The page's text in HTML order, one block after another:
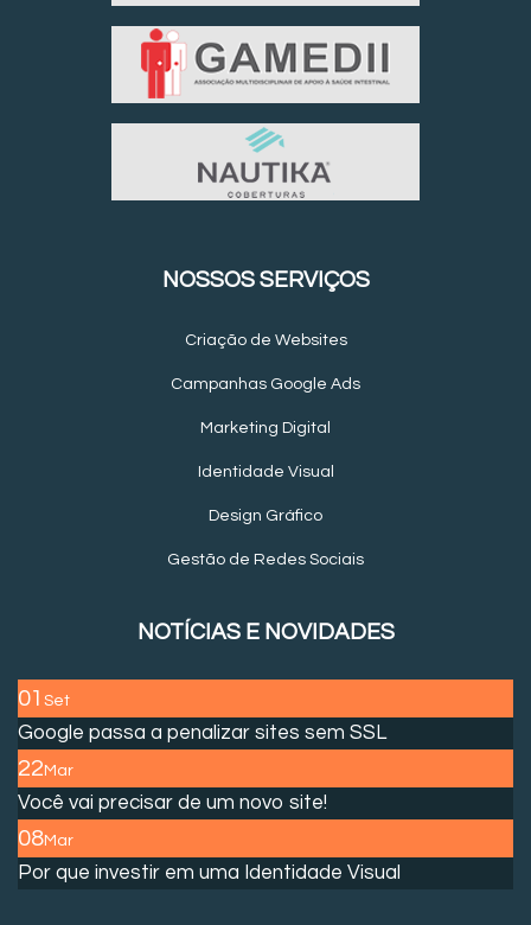
NOSSOS SERVIÇOS
Criação de Websites
Campanhas Google Ads
Marketing Digital
Identidade Visual
Design Gráfico
Gestão de Redes Sociais
NOTÍCIAS E NOVIDADES
01 Set
Google passa a penalizar sites sem SSL
22 Mar
Você vai precisar de um novo site!
08Mar
Por que investir em uma Identidade Visual